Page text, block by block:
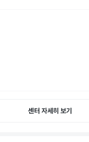
센터 자세히 보기